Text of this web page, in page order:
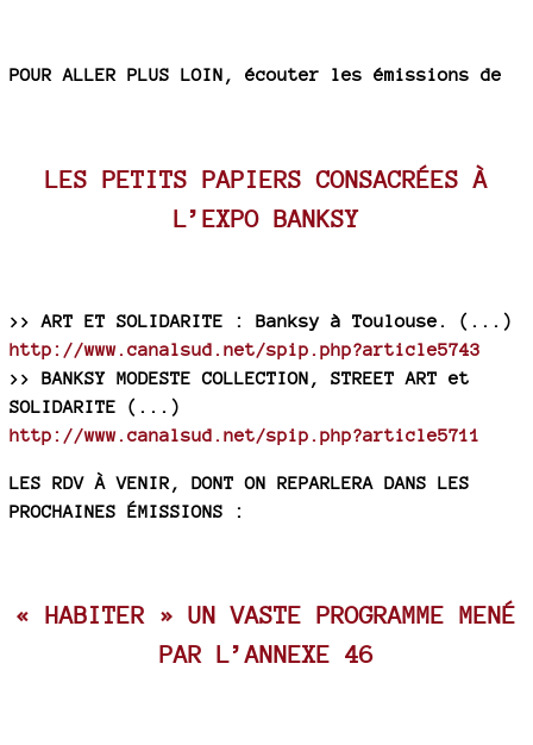
POUR ALLER PLUS LOIN, écouter les émissions de
LES PETITS PAPIERS CONSACRÉES À
L’EXPO BANKSY
>> ART ET SOLIDARITE : Banksy à Toulouse. (...)
http://www.canalsud.net/spip.php?article5743
>> BANKSY MODESTE COLLECTION, STREET ART et
SOLIDARITE (...)
http://www.canalsud.net/spip.php?article5711
LES RDV À VENIR, DONT ON REPARLERA DANS LES
PROCHAINES ÉMISSIONS :
« HABITER » UN VASTE PROGRAMME MENÉ
PAR L’ANNEXE 46